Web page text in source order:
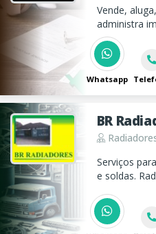
Vende,
administra
Whatsapp
BR
Serviços
e soldas.